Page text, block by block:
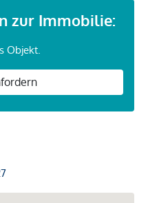
zur Immobilie:
Objekt.